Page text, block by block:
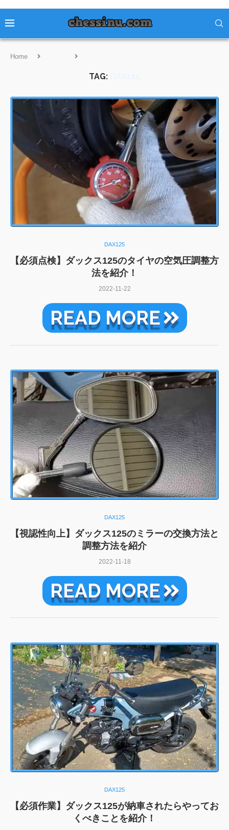
Home
TAG:
DAX125
【必須点検】ダックス125のタイヤの空気圧調整方
法を紹介！
2022-11-22
READ MORE
DAX125
【視認性向上】ダックス125のミラーの交換方法と
調整方法を紹介
2022-11-18
READ MORE
DAX125
【必須作業】ダックス125が納車されたらやってお
くべきことを紹介！